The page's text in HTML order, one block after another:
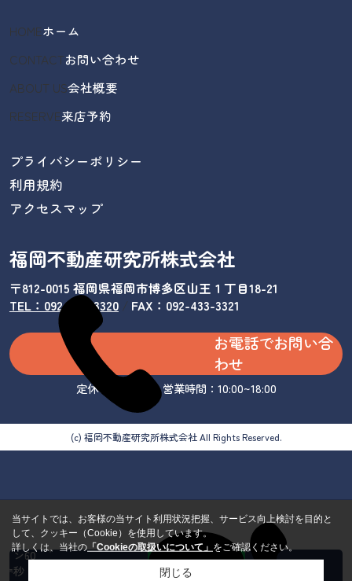
HOMEホーム
CONTACTお問い合わせ
ABOUT US会社概要
RESERVE来店予約
プライバシーポリシー
利用規約
アクセスマップ
福岡不動産研究所株式会社
〒812-0015 福岡県福岡市博多区山王１丁目18-21
TEL：092-433-3320/ FAX：092-433-3321
お電話でお問い合
わせ
定休日：水曜日 営業時間：10:00~18:00
(c) 福岡不動産研究所株式会社 All Rights Reserved.
カンタ
ン60
秒 来
当サイトでは、お客様の当サイト利用状況把握、サービス向上検討を目的と
して、クッキー（Cookie）を使用しています。
詳しくは、当社の「Cookieの取扱いについて」 をご確認ください。
閉じる